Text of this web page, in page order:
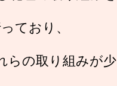
ており、
らの取り組みが少